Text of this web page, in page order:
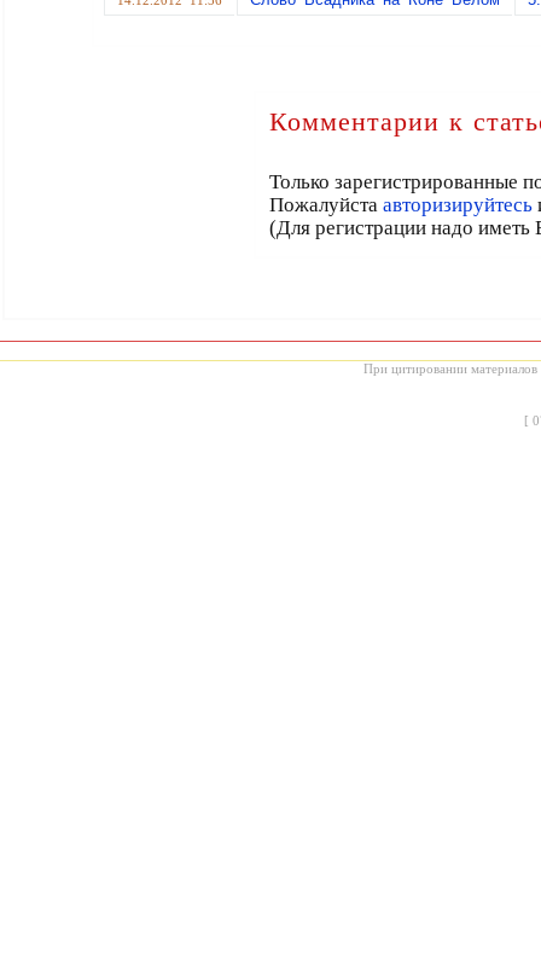
Комментарии к
Только зарегистрированные
Пожалуйста авторизируйтесь
(Для регистрации надо
При цитировании материалов
[